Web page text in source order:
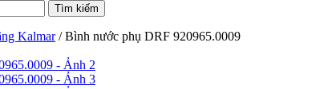
Kalmar/ Bình nước phụ DRF 920965.0009